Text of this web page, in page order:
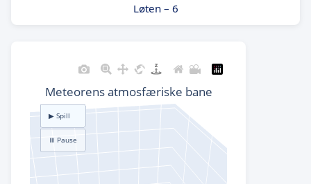
Løten – 6